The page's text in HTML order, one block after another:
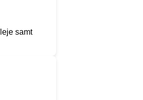
samt